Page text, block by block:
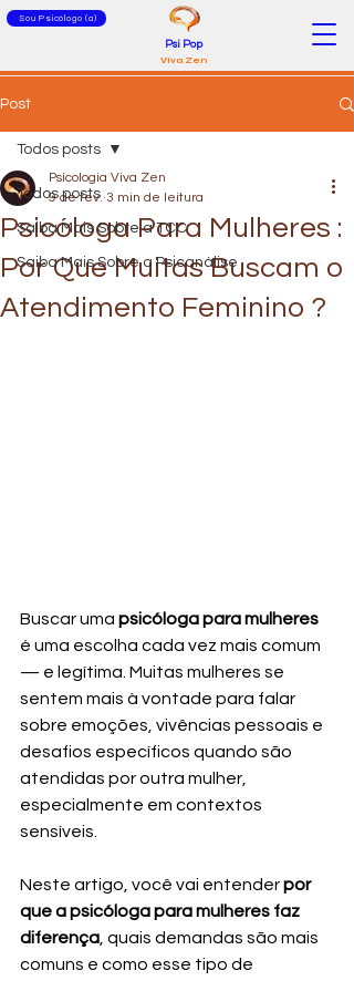
Sou Psicólogo (a)
Psi Pop
Viva Zen
Post
Todos posts
Saiba Mais Sobre a TCC
Saiba Mais Sobre a Psicanálise
Todos posts
Psicóloga Para Mulheres :
Por Que Muitas Buscam o
Atendimento Feminino ?
Psicologia Viva Zen
9 de fev. 3 min de leitura
Buscar uma psicóloga para mulheres
é uma escolha cada vez mais comum
— e legítima. Muitas mulheres se
sentem mais à vontade para falar
sobre emoções, vivências pessoais e
desafios específicos quando são
atendidas por outra mulher,
especialmente em contextos
sensíveis.
Neste artigo, você vai entender por
que a psicóloga para mulheres faz
diferença, quais demandas são mais
comuns e como esse tipo de